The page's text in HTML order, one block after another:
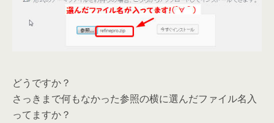
どうですか？
さっきまで何もなかった参照の横に選んだファイル名入
ってますか？